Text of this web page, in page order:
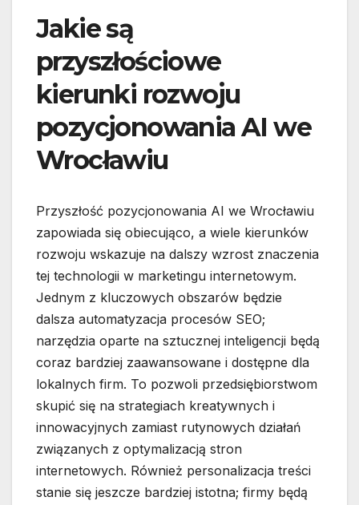
Jakie są
przyszłościowe
kierunki rozwoju
pozycjonowania AI we
Wrocławiu
Przyszłość pozycjonowania AI we Wrocławiu
zapowiada się obiecująco, a wiele kierunków
rozwoju wskazuje na dalszy wzrost znaczenia
tej technologii w marketingu internetowym.
Jednym z kluczowych obszarów będzie
dalsza automatyzacja procesów SEO;
narzędzia oparte na sztucznej inteligencji będą
coraz bardziej zaawansowane i dostępne dla
lokalnych firm. To pozwoli przedsiębiorstwom
skupić się na strategiach kreatywnych i
innowacyjnych zamiast rutynowych działań
związanych z optymalizacją stron
internetowych. Również personalizacja treści
stanie się jeszcze bardziej istotna; firmy będą